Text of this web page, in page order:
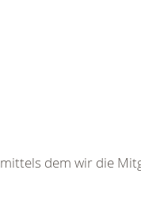
dem wir die